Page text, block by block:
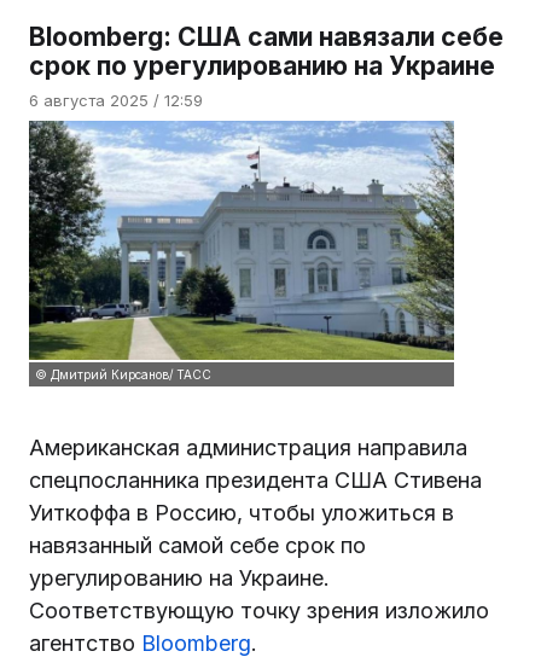
Bloomberg: США сами навязали себе
срок по урегулированию на Украине
6 августа 2025 / 12:59
© Дмитрий Кирсанов/ ТАСС
Американская администрация направила
спецпосланника президента США Стивена
Уиткоффа в Россию, чтобы уложиться в
навязанный самой себе срок по
урегулированию на Украине.
Соответствующую точку зрения изложило
агентство Bloomberg.